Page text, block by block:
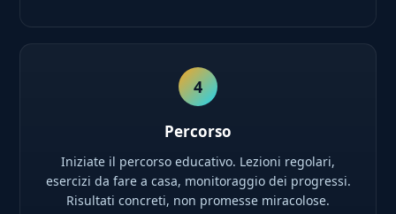
4
Percorso
Iniziate il percorso educativo. Lezioni regolari,
esercizi da fare a casa, monitoraggio dei progressi.
Risultati concreti, non promesse miracolose.